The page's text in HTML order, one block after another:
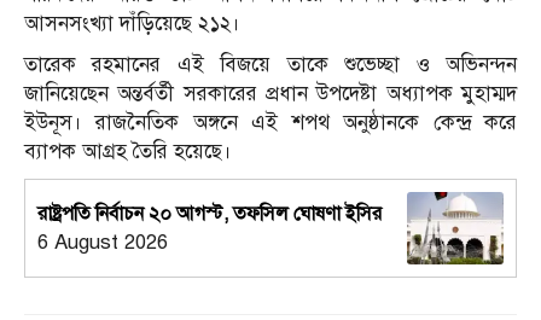
আসনসংখ্যা দাঁড়িয়েছে ২১২।
তারেক রহমানের এই বিজয়ে তাকে শুভেচ্ছা ও অভিনন্দন
জানিয়েছেন অন্তর্বর্তী সরকারের প্রধান উপদেষ্টা অধ্যাপকমুহাম্মদ
ইউনূস। রাজনৈতিক অঙ্গনে এই শপথ অনুষ্ঠানকে কেন্দ্র করে
ব্যাপক আগ্রহ তৈরি হয়েছে।
রাষ্ট্রপতি নির্বাচন ২০ আগস্ট, তফসিল ঘোষণা ইসির
6 August 2026